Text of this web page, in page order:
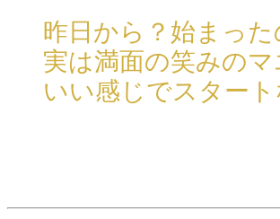
昨日から？始まっ
実は満面の笑みの
いい感じでスター